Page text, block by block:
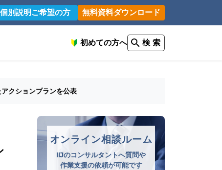
個別説明ご希望の方 無料資料ダウンロード
初めての方へ 検 索
クションプランを公表
オンライン相談ルーム
IIJのコンサルタントへ質問や
作業支援の依頼が可能です